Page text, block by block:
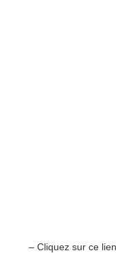
– Cliquez sur ce